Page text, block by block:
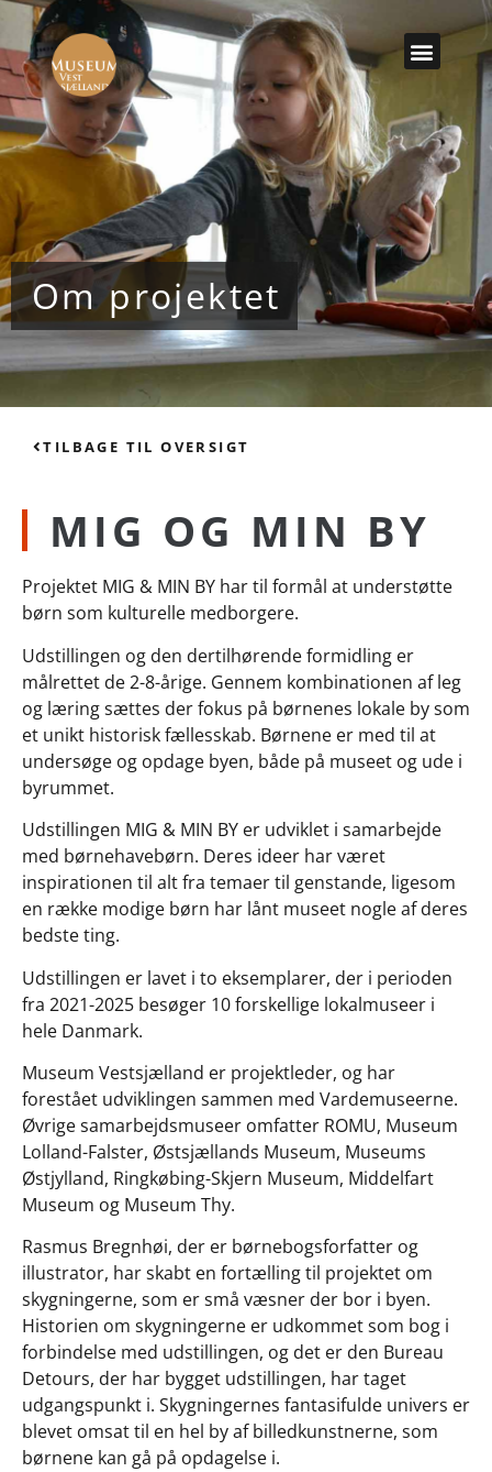
Om projektet
TILBAGE TIL OVERSIGT
MIG OG MIN BY
Projektet MIG & MIN BY har til formål at understøtte
børn som kulturelle medborgere.
Udstillingen og den dertilhørende formidling er
målrettet de 2-8-årige. Gennem kombinationen af leg
og læring sættes der fokus på børnenes lokale by som
et unikt historisk fællesskab. Børnene er med til at
undersøge og opdage byen, både på museet og ude i
byrummet.
Udstillingen MIG & MIN BY er udviklet i samarbejde
med børnehavebørn. Deres ideer har været
inspirationen til alt fra temaer til genstande, ligesom
en række modige børn har lånt museet nogle af deres
bedste ting.
Udstillingen er lavet i to eksemplarer, der i perioden
fra 2021-2025 besøger 10 forskellige lokalmuseer i
hele Danmark.
Museum Vestsjælland er projektleder, og har
forestået udviklingen sammen med Vardemuseerne.
Øvrige samarbejdsmuseer omfatter ROMU, Museum
Lolland-Falster, Østsjællands Museum, Museums
Østjylland, Ringkøbing-Skjern Museum, Middelfart
Museum og Museum Thy.
Rasmus Bregnhøi, der er børnebogsforfatter og
illustrator, har skabt en fortælling til projektet om
skygningerne, som er små væsner der bor i byen.
Historien om skygningerne er udkommet som bog i
forbindelse med udstillingen, og det er den Bureau
Detours, der har bygget udstillingen, har taget
udgangspunkt i. Skygningernes fantasifulde univers er
blevet omsat til en hel by af billedkunstnerne, som
børnene kan gå på opdagelse i.